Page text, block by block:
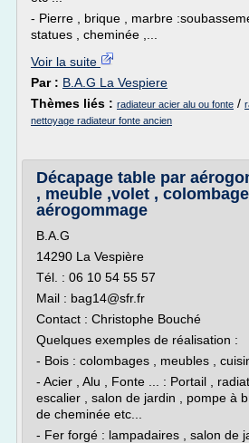
- Pierre , brique , marbre
statues , cheminée ,...
Voir la suite
Par : B.A.G La Vespiere
Thèmes liés : radiateur acier alu ou fonte /
nettoyage radiateur fonte ancien
Décapage table par
, meuble ,volet ,
aérogommage
B.A.G
14290 La Vespière
Tél. : 06 10 54 55 57
Mail : bag14@sfr.fr
Contact : Christophe Bouché
Quelques exemples de réalisation :
- Bois : colombages , meubles ,
- Acier , Alu , Fonte ... : Portail ,
escalier , salon de jardin , pompe à
de cheminée etc...
- Fer forgé : lampadaires , salon de